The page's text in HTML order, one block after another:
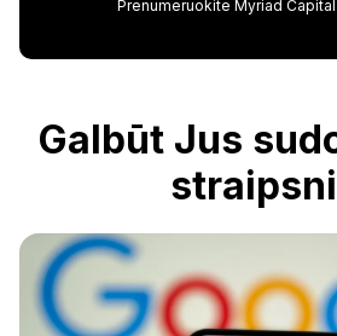
Prenumeruokite Myriad
Galbūt Jus